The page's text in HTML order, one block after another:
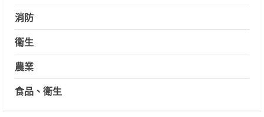
消防
衛生
農業
食品、衛生